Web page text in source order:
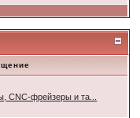
CNC-фрейзеры и та...